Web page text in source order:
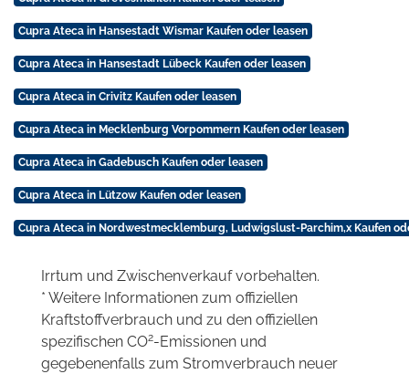
Cupra Ateca in Hansestadt Wismar Kaufen oder leasen
Cupra Ateca in Hansestadt Lübeck Kaufen oder leasen
Cupra Ateca in Crivitz Kaufen oder leasen
Cupra Ateca in Mecklenburg Vorpommern Kaufen oder leasen
Cupra Ateca in Gadebusch Kaufen oder leasen
Cupra Ateca in Lützow Kaufen oder leasen
Cupra Ateca in Nordwestmecklemburg, Ludwigslust-Parchim,x Kaufen
Irrtum und Zwischenverkauf vorbehalten.
* Weitere Informationen zum offiziellen
Kraftstoffverbrauch und zu den offiziellen
spezifischen CO2-Emissionen und
gegebenenfalls zum Stromverbrauch neuer